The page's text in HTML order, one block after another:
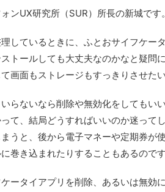
ンUX研究所（SUR）所長の新城です。
しているときに、ふとおサイフケー
トールしても大丈夫なのかなと疑問
画面もストレージもすっきりさせたい
らないなら削除や無効化をしてもい
て、結局どうすればいいのか迷って
うと、後から電子マネーや定期券が
巻き込まれたりすることもあるのです
ータイアプリを削除、あるいは無効